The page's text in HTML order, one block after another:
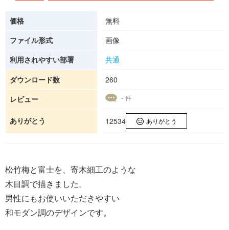
価格
無料
ファイル形式
画像
利用されやすい部署
共通
ダウンロード数
260
レビュー
- 件
ありがとう 12534 ありがとう
松竹梅と富士を、寄木細工のような
木目調で描きました。
男性にもお使いいただきやすい
和モダン調のデザインです。